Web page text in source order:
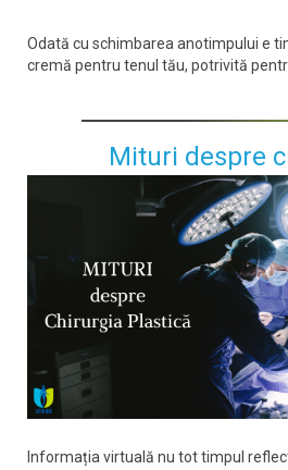
Odată cu schimbarea anotimpului e
cremă pentru tenul tău, potrivită
Mituri despre
Informația virtuală nu tot timpul